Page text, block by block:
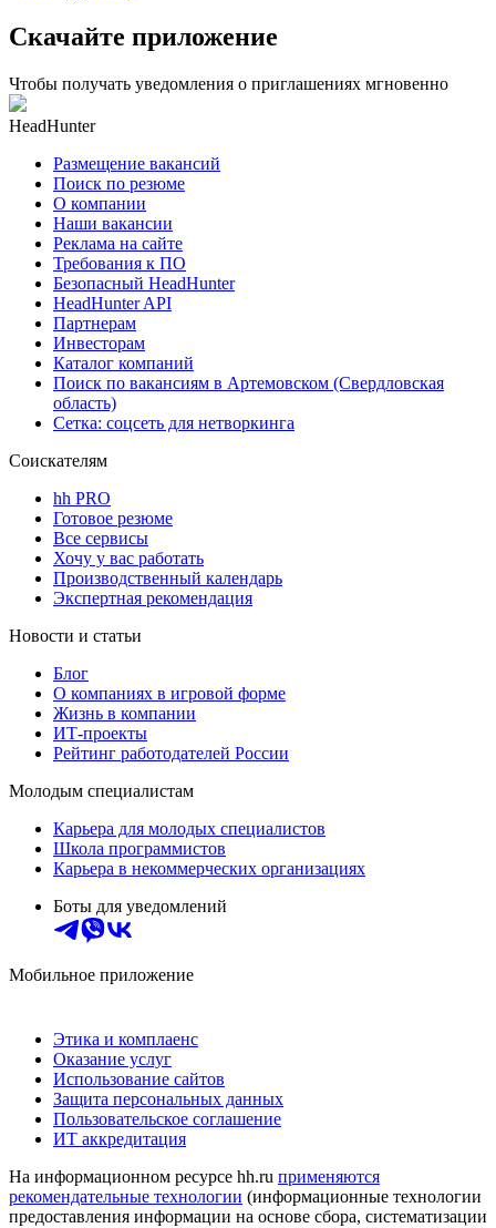
Скачайте приложение
Чтобы получать уведомления о приглашениях мгновенно
HeadHunter
Размещение вакансий
Поиск по резюме
О компании
Наши вакансии
Реклама на сайте
Требования к ПО
Безопасный HeadHunter
HeadHunter API
Партнерам
Инвесторам
Каталог компаний
Поиск по вакансиям в Артемовском (Свердловская
область)
Сетка: соцсеть для нетворкинга
Соискателям
hh PRO
Готовое резюме
Все сервисы
Хочу у вас работать
Производственный календарь
Экспертная рекомендация
Новости и статьи
Блог
О компаниях в игровой форме
Жизнь в компании
ИТ-проекты
Рейтинг работодателей России
Молодым специалистам
Карьера для молодых специалистов
Школа программистов
Карьера в некоммерческих организациях
Боты для уведомлений
Мобильное приложение
Этика и комплаенс
Оказание услуг
Использование сайтов
Защита персональных данных
Пользовательское соглашение
ИТ аккредитация
На информационном ресурсе hh.ru применяются
рекомендательные технологии (информационные технологии
предоставления информации на основе сбора, систематизации